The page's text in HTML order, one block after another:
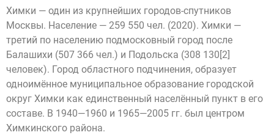
Химки — один из крупнейших городов-спутников
Москвы. Население — 259 550 чел. (2020). Химки —
третий по населению подмосковный город после
Балашихи (507 366 чел.) и Подольска (308 130[2]
человек). Город областного подчинения, образует
одноимённое муниципальное образование городской
округ Химки как единственный населённый пункт в его
составе. В 1940—1960 и 1965—2005 гг. был центром
Химкинского района.